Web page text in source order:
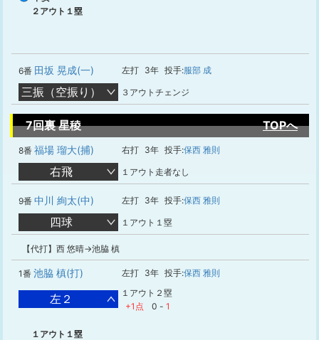
２アウト１塁
6番 田坂 晃成(一) 左打 3年 投手:服部 成
三振（空振り） ３アウトチェンジ
7回裏 星稜 TOPへ
8番 福場 瑠大(捕) 右打 3年 投手:保西 雅則
右飛 １アウト走者なし
9番 中川 絢太(中) 左打 3年 投手:保西 雅則
四球 １アウト１塁
【代打】西 悠晴→池脇 槙
1番 池脇 槙(打) 左打 3年 投手:保西 雅則
左２
１アウト２塁
+1点
0 - 1
１アウト１塁